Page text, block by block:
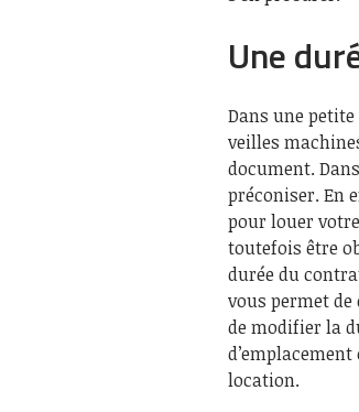
Une
Dans une
veilles
document.
préconiser. En
pour louer
toutefois être
durée du
vous permet
de modifier la
location.